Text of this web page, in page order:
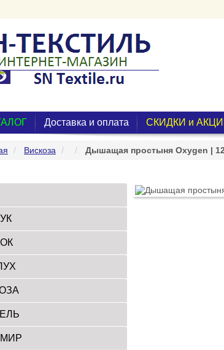
Доставка и оплата СКИДКИ и
Вискоза Дышащая простыня Oxygen |